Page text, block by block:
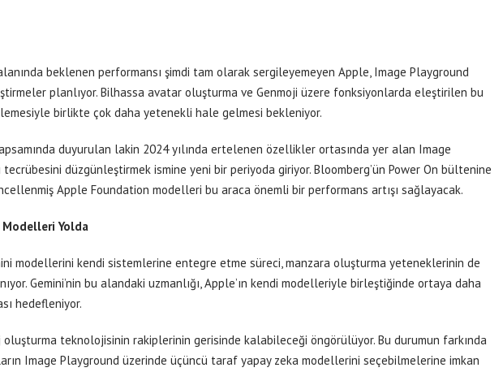
beklenen performansı şimdi tam olarak sergileyemeyen Apple, Image Playground
planlıyor. Bilhassa avatar oluşturma ve Genmoji üzere fonksiyonlarda eleştirilen bu
birlikte çok daha yetenekli hale gelmesi bekleniyor.
duyurulan lakin 2024 yılında ertelenen özellikler ortasında yer alan Image
tecrübesini düzgünleştirmek ismine yeni bir periyoda giriyor. Bloomberg’ün Power On bültenine
Apple Foundation modelleri bu araca önemli bir performans artışı sağlayacak.
Modelleri Yolda
modellerini kendi sistemlerine entegre etme süreci, manzara oluşturma yeteneklerinin de
Gemini’nin bu alandaki uzmanlığı, Apple’ın kendi modelleriyle birleştiğinde ortaya daha
hedefleniyor.
oluşturma teknolojisinin rakiplerinin gerisinde kalabileceği öngörülüyor. Bu durumun farkında
Image Playground üzerinde üçüncü taraf yapay zeka modellerini seçebilmelerine imkan